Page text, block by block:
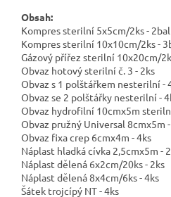
Obsah:
Kompres sterilní 5x5cm/2ks - 2bal
Kompres sterilní 10x10cm/2ks -
Gázový přířez sterilní 10x20cm/
Obvaz hotový sterilní č. 3 - 2ks
Obvaz s 1 polštářkem nesterilní -
Obvaz se 2 polštářky nesterilní -
Obvaz hydrofilní 10cmx5m
Obvaz pružný Universal 8cmx5m
Obvaz fixa crep 6cmx4m - 4ks
Náplast hladká cívka 2,5cmx5m -
Náplast dělená 6x2cm/20ks - 2ks
Náplast dělená 8x4cm/6ks - 4ks
Šátek trojcípý NT - 4ks